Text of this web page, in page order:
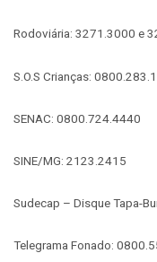
Rodoviária: 3271.3000 e
S.O.S Crianças:
SENAC: 0800.724.4440
SINE/MG: 2123.2415
Sudecap – Disque Tapa-
Telegrama Fonado: